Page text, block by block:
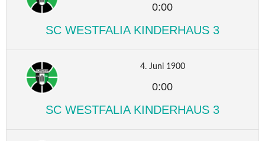
0:00
SC WESTFALIA KINDERHAUS 3
4. Juni 1900
0:00
SC WESTFALIA KINDERHAUS 3